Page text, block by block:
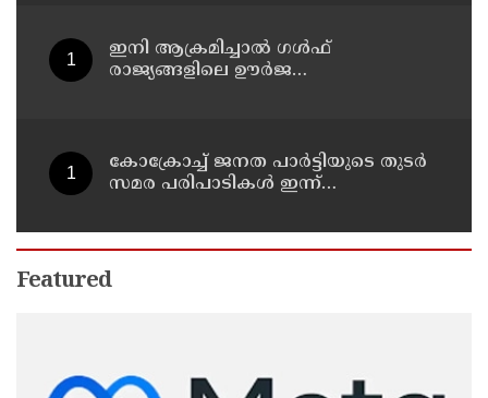
ഇനി ആക്രമിച്ചാല്‍ ഗള്‍ഫ്
രാജ്യങ്ങളിലെ ഊര്‍ജ
കോക്രോച്ച് ജനത പാര്‍ട്ടിയുടെ തുടര്‍
സമര പരിപാടികള്‍ ഇന്ന്
Featured